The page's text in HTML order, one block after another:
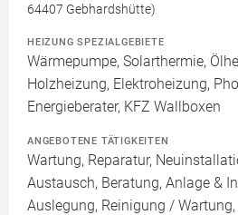
64407 Gebhardshütte)
HEIZUNG SPEZIALGEBIETE
Wärmepumpe, Solarthermie,
Holzheizung, Elektroheizung,
Energieberater, KFZ Wallboxen
ANGEBOTENE TÄTIGKEITEN
Wartung, Reparatur,
Austausch, Beratung, Anlage &
Auslegung, Reinigung /